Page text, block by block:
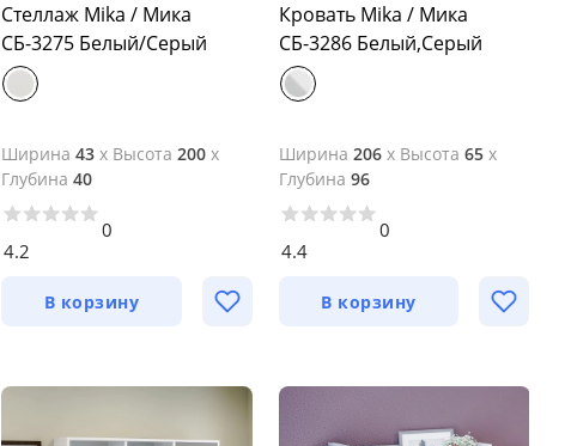
Стеллаж Mika / Мика
СБ-3275 Белый/Серый
Ширина 43 x Высота 200 x
Глубина 40
4.2
0
В корзину
Кровать Mika / Мика
СБ-3286 Белый,Серый
Ширина 206x Высота 65x
Глубина 96
4.4
0
В корзину